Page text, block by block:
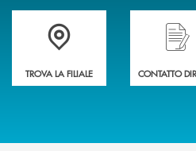
Accedi all' elenco completo delle
TROVA LA FILIALE
Hai
CONTATTO